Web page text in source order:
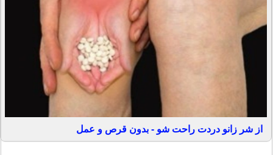
از شر زانو دردت راحت شو - بدون قرص و عمل